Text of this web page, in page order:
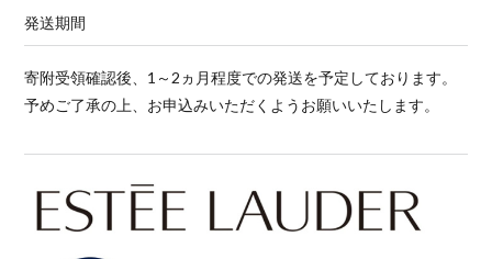
発送期間
寄附受領確認後、1～2ヵ月程度での発送を予定しております。
予めご了承の上、お申込みいただくようお願いいたします。